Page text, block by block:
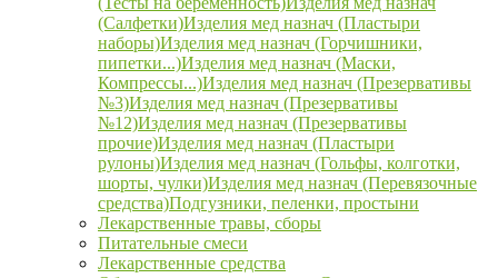
(Салфетки)Изделия мед назнач (Пластыри
наборы)Изделия мед назнач (Горчишники,
пипетки...)Изделия мед назнач (Маски,
Компрессы...)Изделия мед назнач (Презервативы
№3)Изделия мед назнач (Презервативы
№12)Изделия мед назнач (Презервативы
прочие)Изделия мед назнач (Пластыри
рулоны)Изделия мед назнач (Гольфы, колготки,
шорты, чулки)Изделия мед назнач (Перевязочные
средства)Подгузники, пеленки, простыни
Лекарственные травы, сборы
Питательные смеси
Лекарственные средства